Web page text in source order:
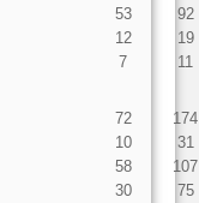
53
92
12
19
7 11
72
174
10
31
58
107
30
75